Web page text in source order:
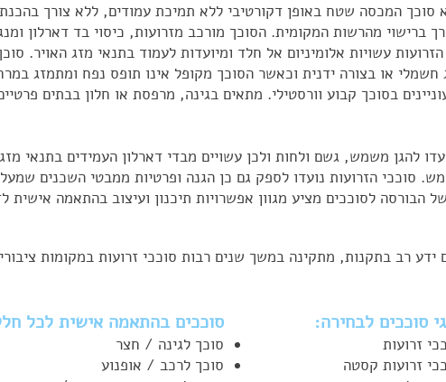
סוכך המכסה שטח באופן דקורטיבי ללא תמיכת עמודים, ללא צורך
ברישוי מהרשות המקומית. הסוכך מורכב מזרועות, כיסוי בד דארלון
עשויות אלומיניום אל חלד ומיועדות לעמוד בתנאי מזג האויר.
או בצורה ידנית וכאשר הסוכך מקופל אינו תופס נפח ומתמזג
בסוכך קבוע וורסטילי. מתאים בגינה, מרפסת או חלון בבתים
להגן משמש, גשם ולחות ולכן עשויים מבדי דארלון העמידים בתנאי
סוככי הזרועות נועדו לספק גם כן הגנה ופרטיות ממבטי השכנים
הבורסה לסוככים מציע מגוון אפשרויות תיכנון ועיצוב בהתאמה אישית
ידע רב בתקנות, מתקינה במשך שנים רבות סוככי זרועות במקומות
סוככים בהתאמה אישית לכל
סוכך לגינה / חצר
סוכך לרכב / אופנוע
סוככים לבחירה:
זרועות
זרועות קסטה